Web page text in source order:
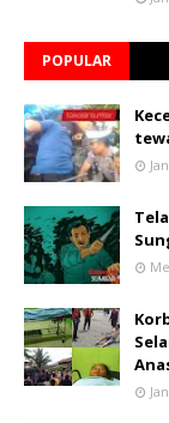
POPULAR